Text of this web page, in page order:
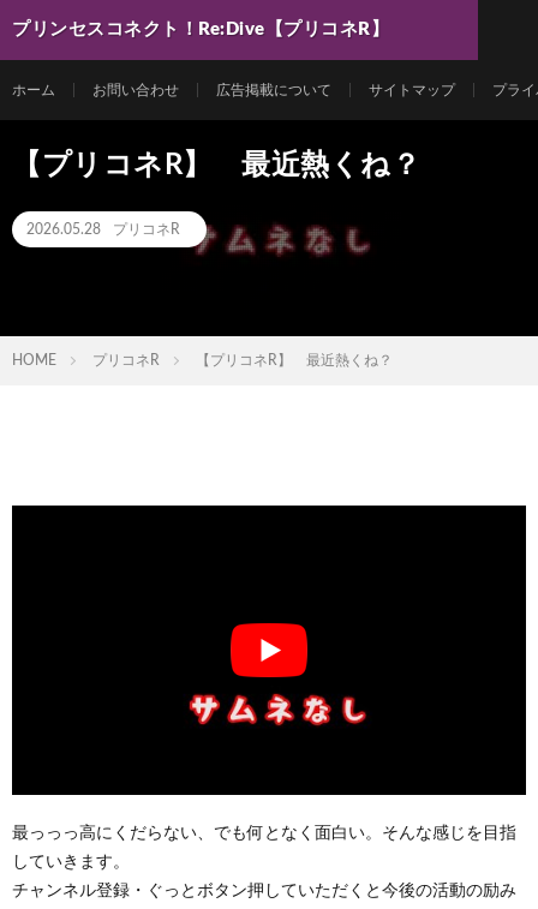
プリンセスコネクト！Re:Dive【プリコネR】
ホーム お問い合わせ 広告掲載について サイトマップ プラ
【プリコネR】 最近熱くね？
2026.05.28 プリコネR
HOME プリコネR 【プリコネR】 最近熱くね？
最っっっ高にくだらない、でも何となく面白い。そんな感じを目指
していきます。
チャンネル登録・ぐっとボタン押していただくと今後の活動の励み